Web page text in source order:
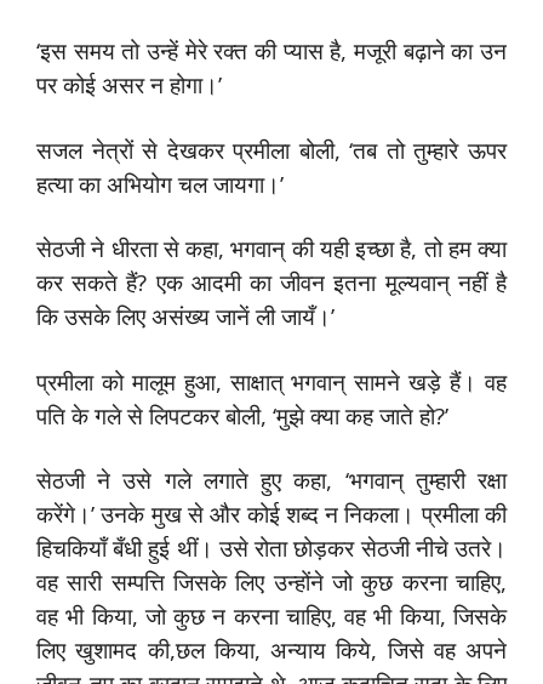
‘इस समय तो उन्हें मेरे रक्त की प्यास है, मजूरी बढ़ाने का उन
पर कोई असर न होगा।’
सजल नेत्रों से देखकर प्रमीला बोली, ‘तब तो तुम्हारे ऊपर
हत्या का अभियोग चल जायगा।’
सेठजी ने धीरता से कहा, भगवान् की यही इच्छा है, तो हम क्या
कर सकते हैं? एक आदमी का जीवन इतना मूल्यवान् नहीं है
कि उसके लिए असंख्य जानें ली जायँ।’
प्रमीला को मालूम हुआ, साक्षात् भगवान् सामने खड़े हैं। वह
पति के गले से लिपटकर बोली, ‘मुझे क्या कह जाते हो?’
सेठजी ने उसे गले लगाते हुए कहा, ‘भगवान् तुम्हारी रक्षा
करेंगे।’ उनके मुख से और कोई शब्द न निकला। प्रमीला की
हिचकियाँ बँधी हुई थीं। उसे रोता छोड़कर सेठजी नीचे उतरे।
वह सारी सम्पत्ति जिसके लिए उन्होंने जो कुछ करना चाहिए,
वह भी किया, जो कुछ न करना चाहिए, वह भी किया, जिसके
लिए खुशामद की,छल किया, अन्याय किये, जिसे वह अपने